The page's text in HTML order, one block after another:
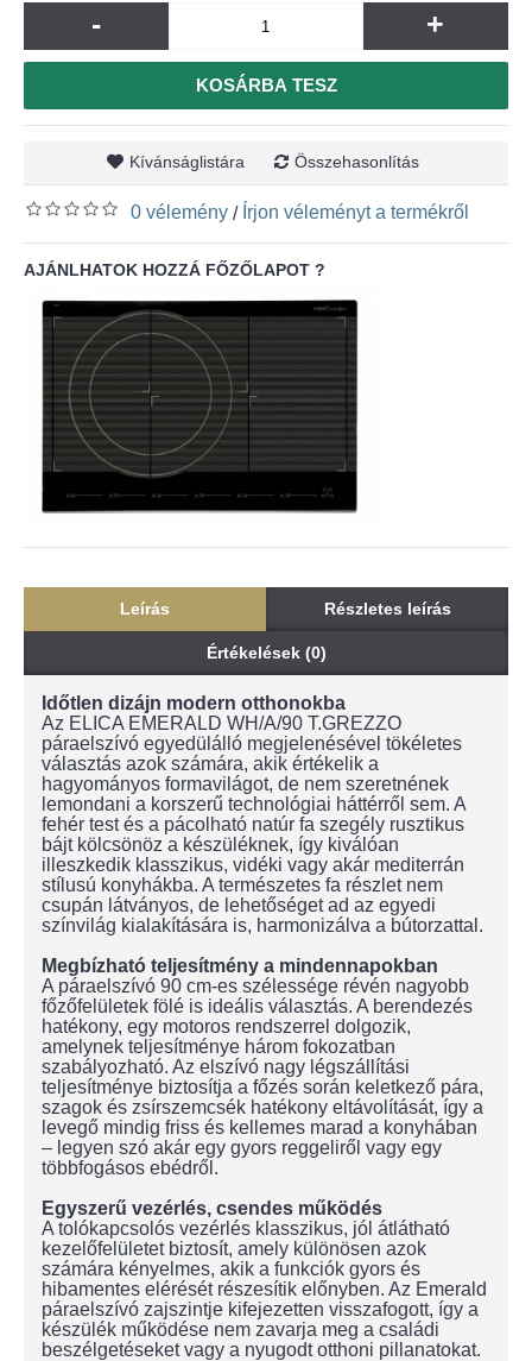
- +
KOSÁRBA TESZ
Kívánságlistára Összehasonlítás
0 vélemény / Írjon véleményt a termékről
AJÁNLHATOK HOZZÁ FŐZŐLAPOT ?
Leírás Részletes leírás
Értékelések (0)
Időtlen dizájn modern otthonokba
Az ELICA EMERALD WH/A/90 T.GREZZO
páraelszívó egyedülálló megjelenésével tökéletes
választás azok számára, akik értékelik a
hagyományos formavilágot, de nem szeretnének
lemondani a korszerű technológiai háttérről sem. A
fehér test és a pácolható natúr fa szegély rusztikus
bájt kölcsönöz a készüléknek, így kiválóan
illeszkedik klasszikus, vidéki vagy akár mediterrán
stílusú konyhákba. A természetes fa részlet nem
csupán látványos, de lehetőséget ad az egyedi
színvilág kialakítására is, harmonizálva a bútorzattal.
Megbízható teljesítmény a mindennapokban
A páraelszívó 90 cm-es szélessége révén nagyobb
főzőfelületek fölé is ideális választás. A berendezés
hatékony, egy motoros rendszerrel dolgozik,
amelynek teljesítménye három fokozatban
szabályozható. Az elszívó nagy légszállítási
teljesítménye biztosítja a főzés során keletkező pára,
szagok és zsírszemcsék hatékony eltávolítását, így a
levegő mindig friss és kellemes marad a konyhában
– legyen szó akár egy gyors reggeliről vagy egy
többfogásos ebédről.
Egyszerű vezérlés, csendes működés
A tolókapcsolós vezérlés klasszikus, jól átlátható
kezelőfelületet biztosít, amely különösen azok
számára kényelmes, akik a funkciók gyors és
hibamentes elérését részesítik előnyben. Az Emerald
páraelszívó zajszintje kifejezetten visszafogott, így a
készülék működése nem zavarja meg a családi
beszélgetéseket vagy a nyugodt otthoni pillanatokat.